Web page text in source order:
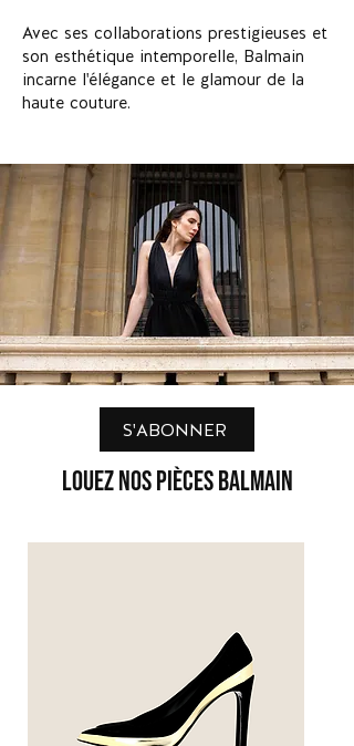
Avec ses collaborations prestigieuses et
son esthétique intemporelle, Balmain
incarne l'élégance et le glamour de la
haute couture.
S'ABONNER
LOUEZ NOS Pièces BALMAIN